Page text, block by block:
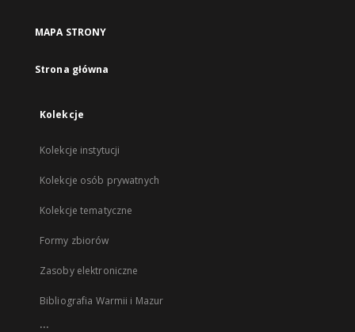
MAPA STRONY
Strona główna
Kolekcje
Kolekcje instytucji
Kolekcje osób prywatnych
Kolekcje tematyczne
Formy zbiorów
Zasoby elektroniczne
Bibliografia Warmii i Mazur
...